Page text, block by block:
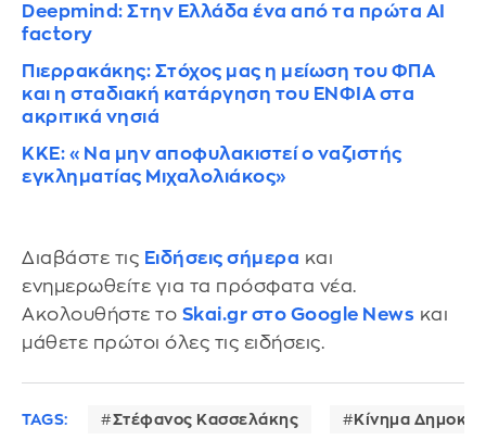
Deepmind: Στην Ελλάδα ένα από τα πρώτα AI
factory
Πιερρακάκης: Στόχος μας η μείωση του ΦΠΑ
και η σταδιακή κατάργηση του ΕΝΦΙΑ στα
ακριτικά νησιά
ΚΚΕ: «Να μην αποφυλακιστεί ο ναζιστής
εγκληματίας Μιχαλολιάκος»
Διαβάστε τις Ειδήσεις σήμερα και
ενημερωθείτε για τα πρόσφατα νέα.
Ακολουθήστε το Skai.gr στο Google News και
μάθετε πρώτοι όλες τις ειδήσεις.
TAGS: Στέφανος Κασσελάκης Κίνημα